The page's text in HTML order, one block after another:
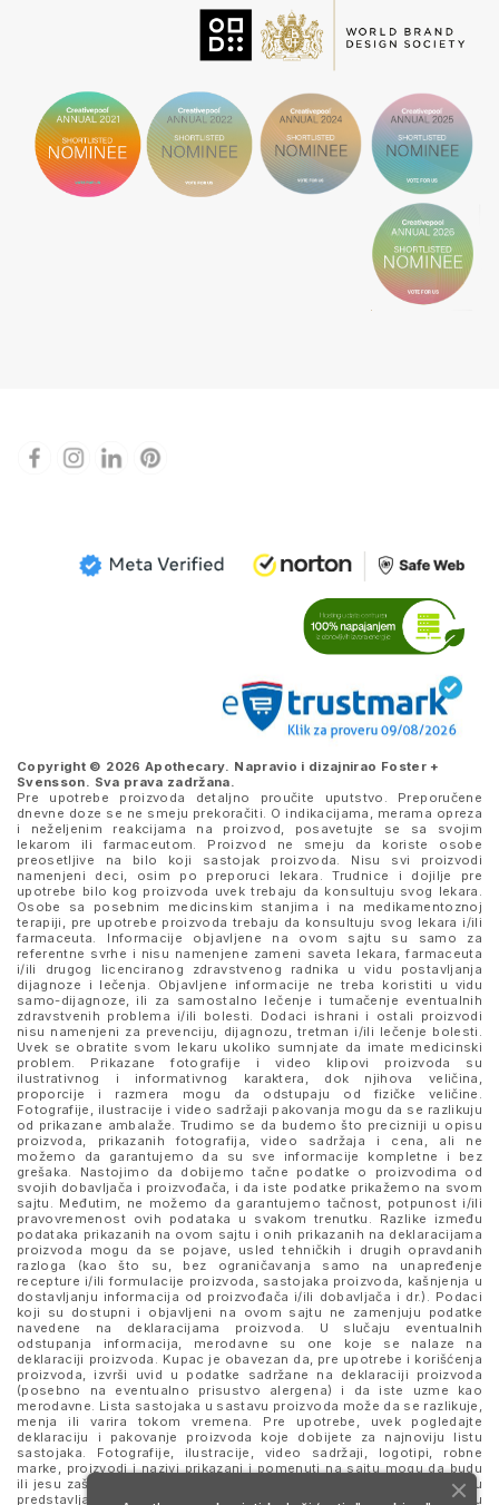
Copyright © 2026 Apothecary. Napravio i dizajnirao Foster +
Svensson. Sva prava zadržana.
Pre upotrebe proizvoda detaljno proučite uputstvo. Preporučene
dnevne doze se ne smeju prekoračiti. O indikacijama, merama opreza
i neželjenim reakcijama na proizvod, posavetujte se sa svojim
lekarom ili farmaceutom. Proizvod ne smeju da koriste osobe
preosetljive na bilo koji sastojak proizvoda. Nisu svi proizvodi
namenjeni deci, osim po preporuci lekara. Trudnice i dojilje pre
upotrebe bilo kog proizvoda uvek trebaju da konsultuju svog lekara.
Osobe sa posebnim medicinskim stanjima i na medikamentoznoj
terapiji, pre upotrebe proizvoda trebaju da konsultuju svog lekara i/ili
farmaceuta. Informacije objavljene na ovom sajtu su samo za
referentne svrhe i nisu namenjene zameni saveta lekara, farmaceuta
i/ili drugog licenciranog zdravstvenog radnika u vidu postavljanja
dijagnoze i lečenja. Objavljene informacije ne treba koristiti u vidu
samo-dijagnoze, ili za samostalno lečenje i tumačenje eventualnih
zdravstvenih problema i/ili bolesti. Dodaci ishrani i ostali proizvodi
nisu namenjeni za prevenciju, dijagnozu, tretman i/ili lečenje bolesti.
Uvek se obratite svom lekaru ukoliko sumnjate da imate medicinski
problem. Prikazane fotografije i video klipovi proizvoda su
ilustrativnog i informativnog karaktera, dok njihova veličina,
proporcije i razmera mogu da odstupaju od fizičke veličine.
Fotografije, ilustracije i video sadržaji pakovanja mogu da se razlikuju
od prikazane ambalaže. Trudimo se da budemo što precizniji u opisu
proizvoda, prikazanih fotografija, video sadržaja i cena, ali ne
možemo da garantujemo da su sve informacije kompletne i bez
grešaka. Nastojimo da dobijemo tačne podatke o proizvodima od
svojih dobavljača i proizvođača, i da iste podatke prikažemo na svom
sajtu. Međutim, ne možemo da garantujemo tačnost, potpunost i/ili
pravovremenost ovih podataka u svakom trenutku. Razlike između
podataka prikazanih na ovom sajtu i onih prikazanih na deklaracijama
proizvoda mogu da se pojave, usled tehničkih i drugih opravdanih
razloga (kao što su, bez ograničavanja samo na unapređenje
recepture i/ili formulacije proizvoda, sastojaka proizvoda, kašnjenja u
dostavljanju informacija od proizvođača i/ili dobavljača i dr.). Podaci
koji su dostupni i objavljeni na ovom sajtu ne zamenjuju podatke
navedene na deklaracijama proizvoda. U slučaju eventualnih
odstupanja informacija, merodavne su one koje se nalaze na
deklaraciji proizvoda. Kupac je obavezan da, pre upotrebe i korišćenja
proizvoda, izvrši uvid u podatke sadržane na deklaraciji proizvoda
(posebno na eventualno prisustvo alergena) i da iste uzme kao
merodavne. Lista sastojaka u sastavu proizvoda može da se razlikuje,
menja ili varira tokom vremena. Pre upotrebe, uvek pogledajte
deklaraciju i pakovanje proizvoda koje dobijete za najnoviju listu
sastojaka. Fotografije, ilustracije, video sadržaji, logotipi, robne
marke, proizvodi i nazivi prikazani i pomenuti na sajtu mogu da budu
ili jesu zaštitni znaci njihovih kompanija. Proizvodi prikazani na sajtu
predstavljaju deo ponude za poručivanje i ne podrazumeva se da su